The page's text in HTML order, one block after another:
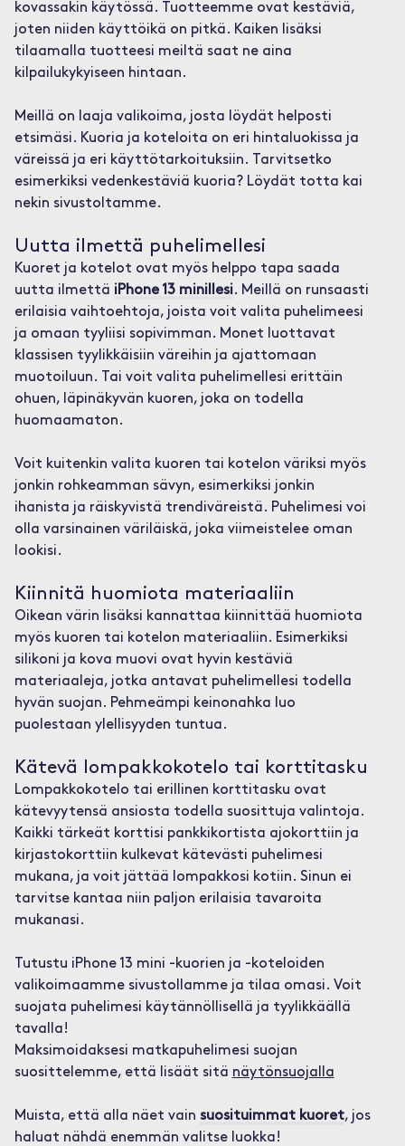
kovassakin käytössä. Tuotteemme ovat kestäviä,
joten niiden käyttöikä on pitkä. Kaiken lisäksi
tilaamalla tuotteesi meiltä saat ne aina
kilpailukykyiseen hintaan.
Meillä on laaja valikoima, josta löydät helposti
etsimäsi. Kuoria ja koteloita on eri hintaluokissa ja
väreissä ja eri käyttötarkoituksiin. Tarvitsetko
esimerkiksi vedenkestäviä kuoria? Löydät totta kai
nekin sivustoltamme.
Uutta ilmettä puhelimellesi
Kuoret ja kotelot ovat myös helppo tapa saada
uutta ilmettä iPhone 13 minillesi. Meillä on runsaasti
erilaisia vaihtoehtoja, joista voit valita puhelimeesi
ja omaan tyyliisi sopivimman. Monet luottavat
klassisen tyylikkäisiin väreihin ja ajattomaan
muotoiluun. Tai voit valita puhelimellesi erittäin
ohuen, läpinäkyvän kuoren, joka on todella
huomaamaton.
Voit kuitenkin valita kuoren tai kotelon väriksi myös
jonkin rohkeamman sävyn, esimerkiksi jonkin
ihanista ja räiskyvistä trendiväreistä. Puhelimesi voi
olla varsinainen väriläiskä, joka viimeistelee oman
lookisi.
Kiinnitä huomiota materiaaliin
Oikean värin lisäksi kannattaa kiinnittää huomiota
myös kuoren tai kotelon materiaaliin. Esimerkiksi
silikoni ja kova muovi ovat hyvin kestäviä
materiaaleja, jotka antavat puhelimellesi todella
hyvän suojan. Pehmeämpi keinonahka luo
puolestaan ylellisyyden tuntua.
Kätevä lompakkokotelo tai korttitasku
Lompakkokotelo tai erillinen korttitasku ovat
kätevyytensä ansiosta todella suosittuja valintoja.
Kaikki tärkeät korttisi pankkikortista ajokorttiin ja
kirjastokorttiin kulkevat kätevästi puhelimesi
mukana, ja voit jättää lompakkosi kotiin. Sinun ei
tarvitse kantaa niin paljon erilaisia tavaroita
mukanasi.
Tutustu iPhone 13 mini -kuorien ja -koteloiden
valikoimaamme sivustollamme ja tilaa omasi. Voit
suojata puhelimesi käytännöllisellä ja tyylikkäällä
tavalla!
Maksimoidaksesi matkapuhelimesi suojan
suosittelemme, että lisäät sitä näytönsuojalla
Muista, että alla näet vain suosituimmat kuoret, jos
haluat nähdä enemmän valitse luokka!